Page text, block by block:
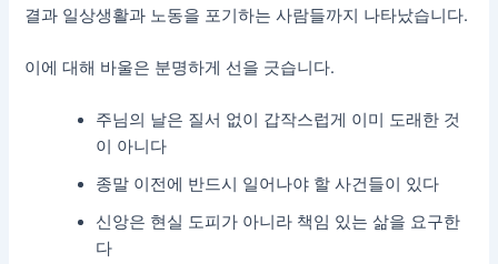
결과 일상생활과 노동을 포기하는 사람들까지 나타났습니다.
이에 대해 바울은 분명하게 선을 긋습니다.
주님의 날은 질서 없이 갑작스럽게 이미 도래한 것
이 아니다
종말 이전에 반드시 일어나야 할 사건들이 있다
신앙은 현실 도피가 아니라 책임 있는 삶을 요구한
다